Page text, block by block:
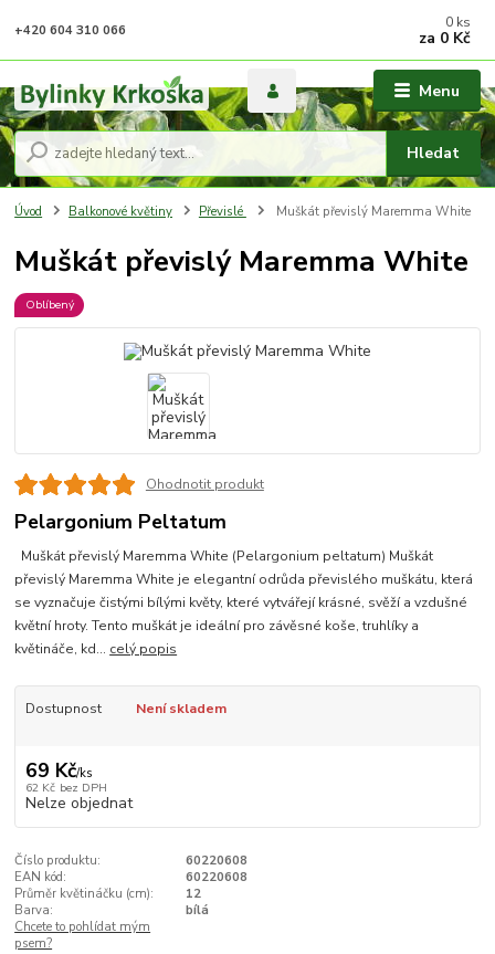
Menu
Hledat
+420 604 310 066 0 ks
za 0 Kč
Úvod Balkonové květiny Převislé Muškát převislý Maremma White
Muškát převislý Maremma White
Oblíbený
Ohodnotit produkt
Pelargonium Peltatum
Muškát převislý Maremma White (Pelargonium peltatum) Muškát
převislý Maremma White je elegantní odrůda převislého muškátu, která
se vyznačuje čistými bílými květy, které vytvářejí krásné, svěží a vzdušné
květní hroty. Tento muškát je ideální pro závěsné koše, truhlíky a
květináče, kd... celý popis
Dostupnost Není skladem
69 Kč/ks
62 Kč bez DPH
Nelze objednat
Číslo produktu:
60220608
EAN kód:
60220608
Průměr květináčku (cm):
12
Barva:
bílá
Chcete to pohlídat mým
psem?